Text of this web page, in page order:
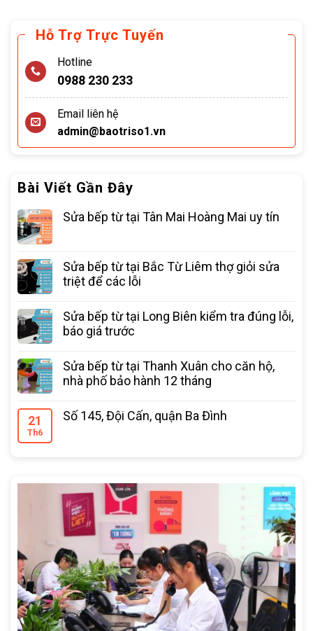
Hỗ Trợ Trực Tuyến
Hotline
0988 230 233
Email liên hệ
admin@baotriso1.vn
Bài Viết Gần Đây
Sửa bếp từ tại Tân Mai Hoàng Mai uy tín
Sửa bếp từ tại Bắc Từ Liêm thợ giỏi sửa
triệt để các lỗi
Sửa bếp từ tại Long Biên kiểm tra đúng lỗi,
báo giá trước
Sửa bếp từ tại Thanh Xuân cho căn hộ,
nhà phố bảo hành 12 tháng
21
Th6
Số 145, Đội Cấn, quận Ba Đình